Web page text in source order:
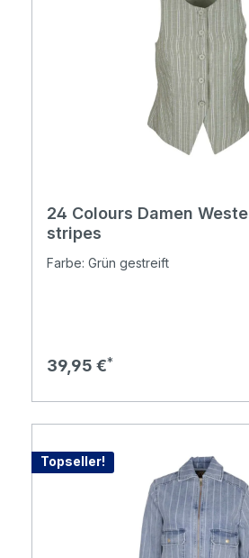
24 Colours Damen
stripes
Farbe: Grün gestreift
Regulärer Preis:
39,95 €
Topseller!